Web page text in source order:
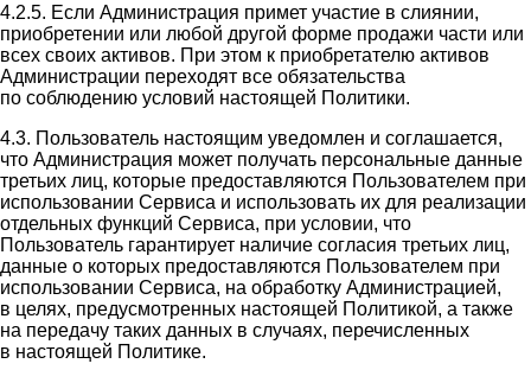
4.2.5. Если Администрация примет участие в слиянии,
приобретении или любой другой форме продажи части или
всех своих активов. При этом к приобретателю активов
Администрации переходят все обязательства
по соблюдению условий настоящей Политики.
4.3. Пользователь настоящим уведомлен и соглашается,
что Администрация может получать персональные данные
третьих лиц, которые предоставляются Пользователем при
использовании Сервиса и использовать их для реализации
отдельных функций Сервиса, при условии, что
Пользователь гарантирует наличие согласия третьих лиц,
данные о которых предоставляются Пользователем при
использовании Сервиса, на обработку Администрацией,
в целях, предусмотренных настоящей Политикой, а также
на передачу таких данных в случаях, перечисленных
в настоящей Политике.